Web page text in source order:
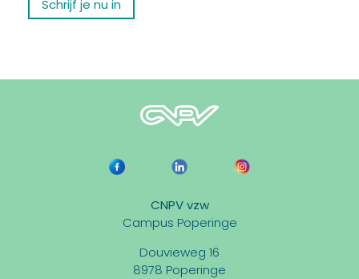
Schrijf je nu in
CNPV vzw
Campus Poperinge
Douvieweg 16
8978 Poperinge